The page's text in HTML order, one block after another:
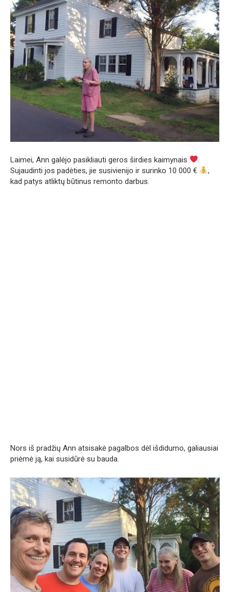
Laimei, Ann galėjo pasikliauti geros širdies kaimynais
.
Sujaudinti jos padėties, jie susivienijo ir surinko 10 000 €
,
kad patys atliktų būtinus remonto darbus.
Nors iš pradžių Ann atsisakė pagalbos dėl išdidumo, galiausiai
priėmė ją, kai susidūrė su bauda.